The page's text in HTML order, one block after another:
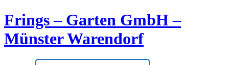
Frings – Garten GmbH –
Münster Warendorf